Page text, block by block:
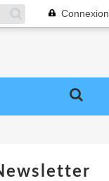
Connexion